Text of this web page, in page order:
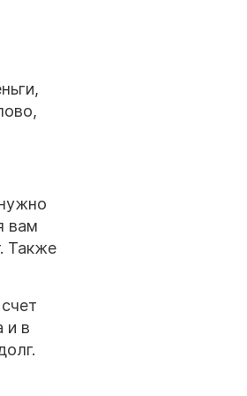
вам
Также
и в